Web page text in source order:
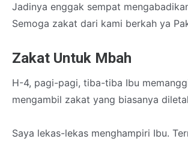
Jadinya enggak sempat
Semoga zakat dari kami berkah ya
Zakat Untuk Mbah
H-4, pagi-pagi, tiba-tiba Ibu
mengambil zakat yang biasanya
Saya lekas-lekas menghampiri Ibu.